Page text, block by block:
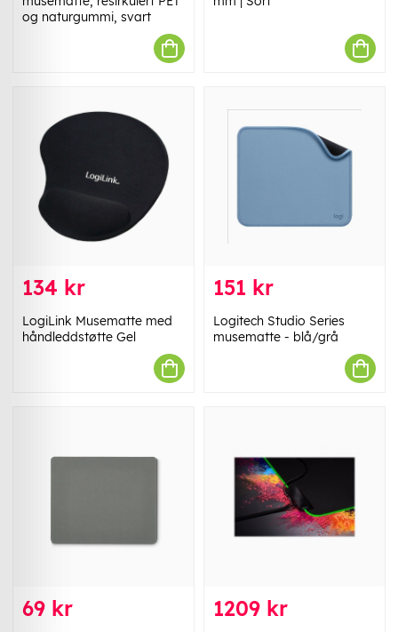
og naturgummi, svart
134 kr
LogiLink Musematte med
håndleddstøtte Gel
151 kr
Logitech Studio Series
musematte - blå/grå
69 kr 1209 kr